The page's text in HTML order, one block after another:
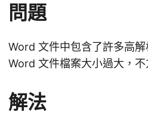
問題
Word 文件中包含了許多高
Word 文件檔案大小過大，不
解法